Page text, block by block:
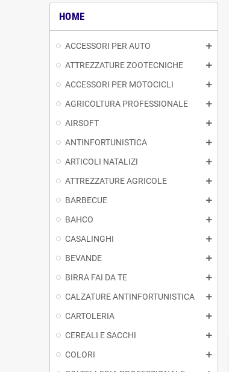
HOME
ACCESSORI PER AUTO
ATTREZZATURE ZOOTECNICHE
ACCESSORI PER MOTOCICLI
AGRICOLTURA PROFESSIONALE
AIRSOFT
ANTINFORTUNISTICA
ARTICOLI NATALIZI
ATTREZZATURE AGRICOLE
BARBECUE
BAHCO
CASALINGHI
BEVANDE
BIRRA FAI DA TE
CALZATURE ANTINFORTUNISTICA
CARTOLERIA
CEREALI E SACCHI
COLORI